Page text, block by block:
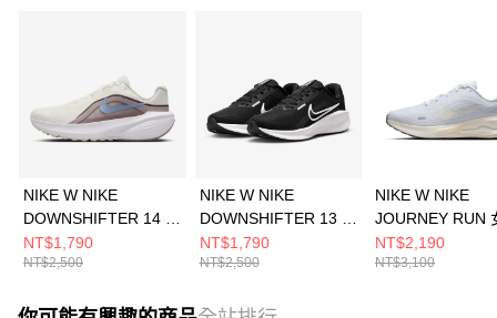
NIKE W NIKE
DOWNSHIFTER 14 女
跑步鞋 IB1899100
NT$1,790
NT$2,500
NIKE W NIKE
DOWNSHIFTER 13 女
跑步鞋 FD6476001
NT$1,790
NT$2,500
NIKE W NIKE
JOURNEY RUN
步鞋 FJ7765119
NT$2,190
NT$3,100